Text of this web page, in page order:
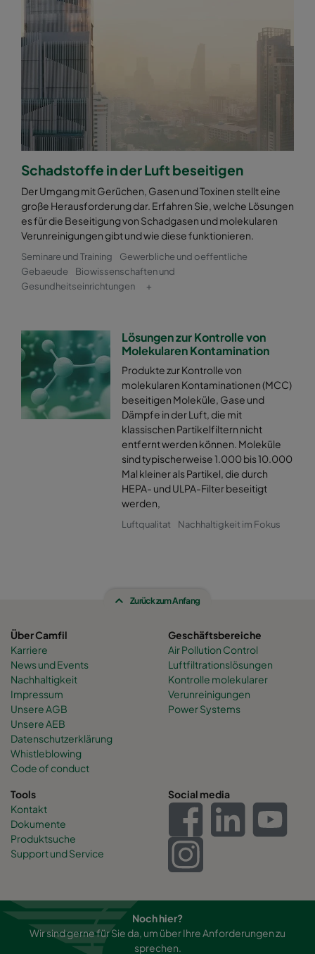
Schadstoffe in der Luft beseitigen
Der Umgang mit Gerüchen, Gasen und Toxinen stellt eine
große Herausforderung dar. Erfahren Sie, welche Lösungen
es für die Beseitigung von Schadgasen und molekularen
Verunreinigungen gibt und wie diese funktionieren.
Seminare und Training
Gewerbliche und oeffentliche
Gebaeude
Biowissenschaften und
Gesundheitseinrichtungen
+
Lösungen zur Kontrolle von
Molekularen Kontamination
Produkte zur Kontrolle von
molekularen Kontaminationen (MCC)
beseitigen Moleküle, Gase und
Dämpfe in der Luft, die mit
klassischen Partikelfiltern nicht
entfernt werden können. Moleküle
sind typischerweise 1.000 bis 10.000
Mal kleiner als Partikel, die durch
HEPA- und ULPA-Filter beseitigt
werden,
Luftqualitat Nachhaltigkeit im Fokus
Zurück zum Anfang
Über Camfil
Karriere
News und Events
Nachhaltigkeit
Impressum
Unsere AGB
Unsere AEB
Datenschutzerklärung
Whistleblowing
Code of conduct
Geschäftsbereiche
Air Pollution Control
Luftfiltrationslösungen
Kontrolle molekularer
Verunreinigungen
Power Systems
Tools
Kontakt
Dokumente
Produktsuche
Support und Service
Social media
Noch hier?
Wir sind gerne für Sie da, um über Ihre Anforderungen zu
sprechen.